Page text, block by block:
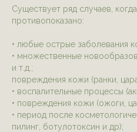
Существует ряд случаев,
противопоказано:
• любые острые заболевания
• множественные
и т.д.;
повреждения кожи (ранки,
• воспалительные процессы
• повреждения кожи (ожоги,
• период после
пилинг, ботулотоксин и др);